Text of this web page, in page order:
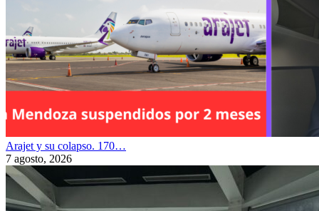
Arajet y su colapso. 170…
7 agosto, 2026